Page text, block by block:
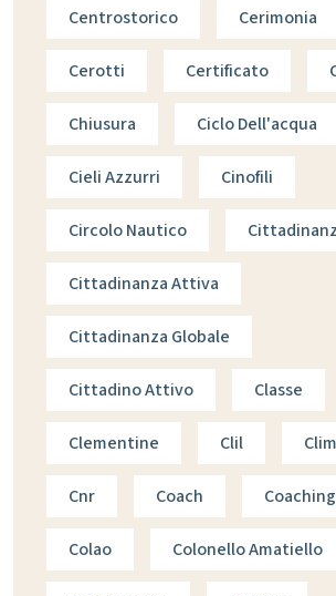
Centrostorico Cerimonia
Cerotti Certificato
Chiusura Ciclo Dell'acqua
Cieli Azzurri Cinofili
Circolo Nautico
Cittadinanza Attiva
Cittadinanza Globale
Cittadino Attivo Classe
Clementine Clil
Cnr Coach Coaching
Colao Colonello Amatiello